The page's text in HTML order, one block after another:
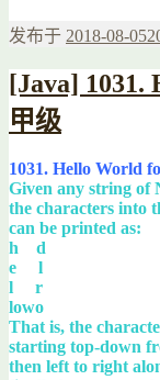
发布于 2018-08-05
[Java] 1031.
甲级
1031. Hello World
Given any string of
the characters into
can be printed as:
h d
e l
l r
lowo
That is, the
starting top-down
then left to right